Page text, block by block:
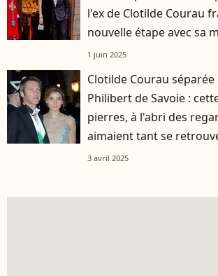
l'ex de Clotilde Courau
nouvelle étape avec sa
1 juin 2025
Clotilde Courau
Philibert de Savoie :
pierres, à l'abri des
aimaient tant se
3 avril 2025